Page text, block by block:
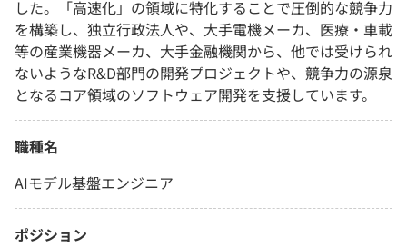
した。「高速化」の領域に特化することで圧倒的な競争力
を構築し、独立行政法人や、大手電機メーカ、医療・車載
等の産業機器メーカ、大手金融機関から、他では受けられ
ないようなR&D部門の開発プロジェクトや、競争力の源泉
となるコア領域のソフトウェア開発を支援しています。
職種名
AIモデル基盤エンジニア
ポジション